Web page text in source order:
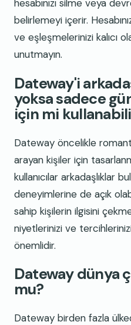
hesabınızı silme veya
belirlemeyi içerir.
ve eşleşmelerinizi kalıcı
unutmayın.
Dateway'i
yoksa sadece
için mi
Dateway öncelikle
arayan kişiler için
kullanıcılar arkadaşlıklar
deneyimlerine de açık
sahip kişilerin ilgisini
niyetlerinizi ve
önemlidir.
Dateway dünya
mu?
Dateway birden fazla